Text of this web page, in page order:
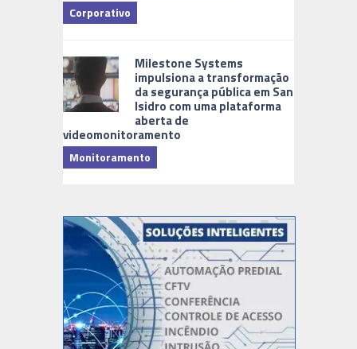
Corporativo
Milestone Systems
impulsiona a transformação
da segurança pública em San
Isidro com uma plataforma
aberta de
videomonitoramento
Monitoramento